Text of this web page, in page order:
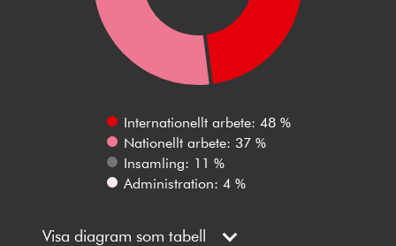
Internationellt arbete: 48 %
Nationellt arbete: 37 %
Insamling: 11 %
Administration: 4 %
Visa diagram som tabell